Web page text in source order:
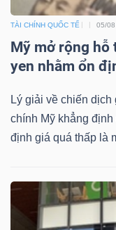
TÀI CHÍNH QUỐC TẾ 05/
Mỹ mở rộng hỗ
yen nhằm ổn
Lý giải về chiến
chính Mỹ khẳng
định giá quá thấp là